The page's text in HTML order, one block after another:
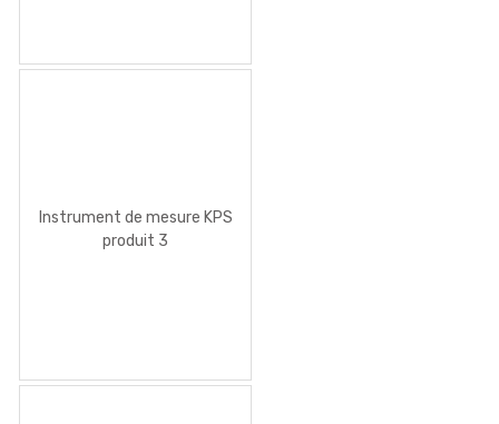
Instrument de mesure KPS
produit 3